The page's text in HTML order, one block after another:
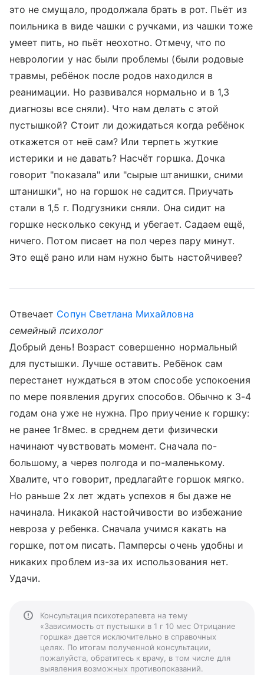
это не смущало, продолжала брать в рот. Пьёт из
поильника в виде чашки с ручками, из чашки тоже
умеет пить, но пьёт неохотно. Отмечу, что по
неврологии у нас были проблемы (были родовые
травмы, ребёнок после родов находился в
реанимации. Но развивался нормально и в 1,3
диагнозы все сняли). Что нам делать с этой
пустышкой? Стоит ли дожидаться когда ребёнок
откажется от неё сам? Или терпеть жуткие
истерики и не давать? Насчёт горшка. Дочка
говорит "показала" или "сырые штанишки, сними
штанишки", но на горшок не садится. Приучать
стали в 1,5 г. Подгузники сняли. Она сидит на
горшке несколько секунд и убегает. Садаем ещё,
ничего. Потом писает на пол через пару минут.
Это ещё рано или нам нужно быть настойчивее?
Отвечает Сопун Светлана Михайловна
семейный психолог
Добрый день! Возраст совершенно нормальный
для пустышки. Лучше оставить. Ребёнок сам
перестанет нуждаться в этом способе успокоения
по мере появления других способов. Обычно к 3-4
годам она уже не нужна. Про приучение к горшку:
не ранее 1г8мес. в среднем дети физически
начинают чувствовать момент. Сначала по-
большому, а через полгода и по-маленькому.
Хвалите, что говорит, предлагайте горшок мягко.
Но раньше 2х лет ждать успехов я бы даже не
начинала. Никакой настойчивости во избежание
невроза у ребенка. Сначала учимся какать на
горшке, потом писать. Памперсы очень удобны и
никаких проблем из-за их использования нет.
Удачи.
Консультация психотерапевта на тему
«Зависимость от пустышки в 1 г 10 мес Отрицание
горшка» дается исключительно в справочных
целях. По итогам полученной консультации,
пожалуйста, обратитесь к врачу, в том числе для
выявления возможных противопоказаний.